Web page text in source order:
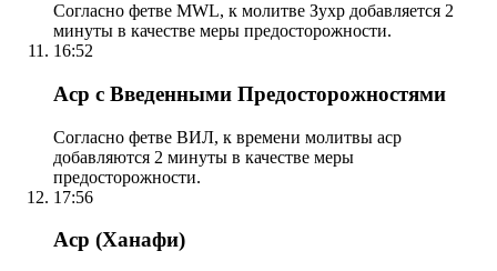
Согласно фетве MWL, к молитве Зухр добавляется 2
минуты в качестве меры предосторожности.
16:52
Аср с Введенными Предосторожностями
Согласно фетве ВИЛ, к времени молитвы аср
добавляются 2 минуты в качестве меры
предосторожности.
17:56
Аср (Ханафи)